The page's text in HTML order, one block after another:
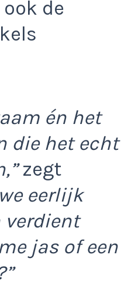
de
én het
die het echt
zegt
eerlijk
verdient
jas of een